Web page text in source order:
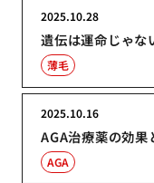
遺伝は運命じゃな
2025.10.28
薄毛
AGA治療薬の効果
2025.10.16
AGA